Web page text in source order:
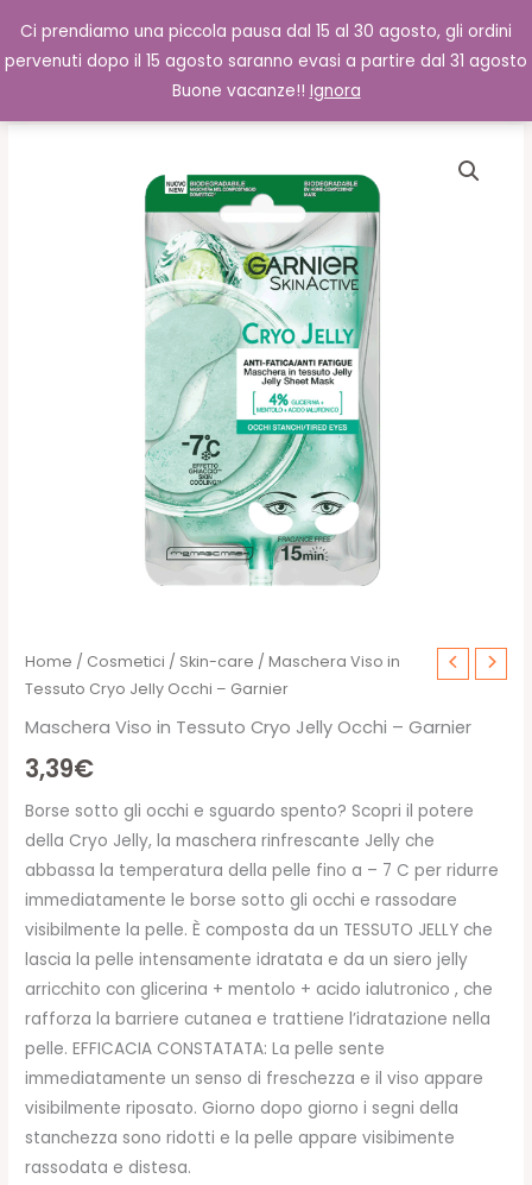
Ci prendiamo una piccola pausa dal 15 al 30 agosto, gli ordini
pervenuti dopo il 15 agosto saranno evasi a partire dal 31 agosto
Buone vacanze!! Ignora
contenuto
0,00€ Cerca
Home / Cosmetici / Skin-care / Maschera Viso in
Tessuto Cryo Jelly Occhi – Garnier
Maschera Viso in Tessuto Cryo Jelly Occhi – Garnier
3,39€
Borse sotto gli occhi e sguardo spento? Scopri il potere
della Cryo Jelly, la maschera rinfrescante Jelly che
abbassa la temperatura della pelle fino a – 7 C per ridurre
immediatamente le borse sotto gli occhi e rassodare
visibilmente la pelle. È composta da un TESSUTO JELLY che
lascia la pelle intensamente idratata e da un siero jelly
arricchito con glicerina + mentolo + acido ialutronico , che
rafforza la barriere cutanea e trattiene l’idratazione nella
pelle. EFFICACIA CONSTATATA: La pelle sente
immediatamente un senso di freschezza e il viso appare
visibilmente riposato. Giorno dopo giorno i segni della
stanchezza sono ridotti e la pelle appare visibimente
rassodata e distesa.